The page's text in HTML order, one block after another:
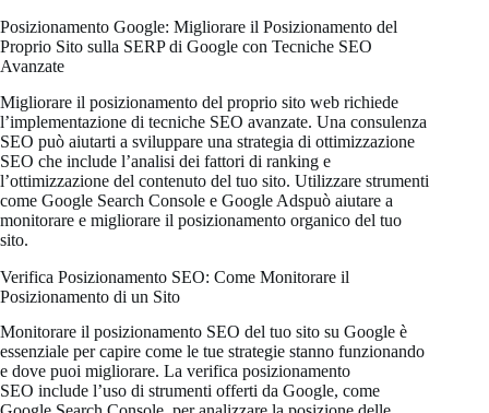
Posizionamento Google: Migliorare il Posizionamento del
Proprio Sito sulla SERP di Google con Tecniche SEO
Avanzate
Migliorare il posizionamento del proprio sito web richiede
l’implementazione di tecniche SEO avanzate. Una consulenza
SEO può aiutarti a sviluppare una strategia di ottimizzazione
SEO che include l’analisi dei fattori di ranking e
l’ottimizzazione del contenuto del tuo sito. Utilizzare strumenti
come Google Search Console e Google Adspuò aiutare a
monitorare e migliorare il posizionamento organico del tuo
sito.
Verifica Posizionamento SEO: Come Monitorare il
Posizionamento di un Sito
Monitorare il posizionamento SEO del tuo sito su Google è
essenziale per capire come le tue strategie stanno funzionando
e dove puoi migliorare. La verifica posizionamento
SEO include l’uso di strumenti offerti da Google, come